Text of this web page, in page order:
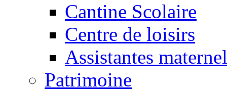
Cantine Scolaire
Centre de loisirs
Assistantes
Patrimoine